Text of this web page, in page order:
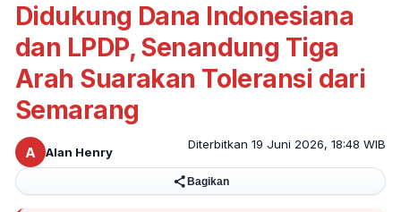
Didukung Dana Indonesiana
dan LPDP, Senandung Tiga
Arah Suarakan Toleransi dari
Semarang
A Alan Henry
Diterbitkan 19 Juni 2026, 18:48 WIB
Bagikan